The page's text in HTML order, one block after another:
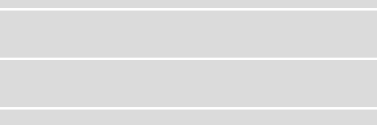
자등록 섹션에서 추가 정보를 볼 수 있습니다.